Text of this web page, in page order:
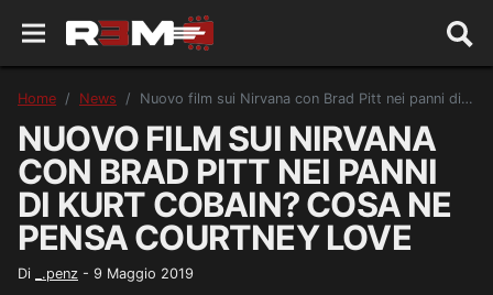
Home News Nuovo film sui Nirvana con Brad Pitt nei panni di Kurt Cobain? Cosa ne pensa Courtney Love
NUOVO FILM SUI NIRVANA
CON BRAD PITT NEI PANNI
DI KURT COBAIN? COSA NE
PENSA COURTNEY LOVE
Di _.penz - 9 Maggio 2019